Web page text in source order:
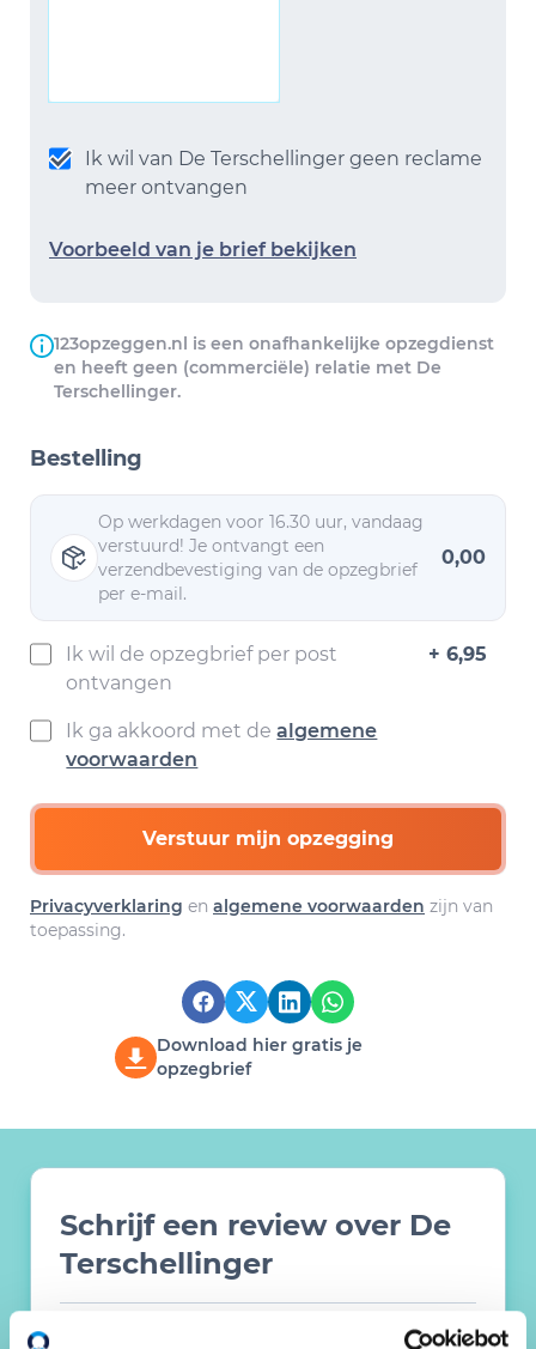
Ik wil van De Terschellinger geen reclame
meer ontvangen
Voorbeeld van je brief bekijken
123opzeggen.nl is een onafhankelijke opzegdienst
en heeft geen (commerciële) relatie met De
Terschellinger.
Bestelling
Op werkdagen voor 16.30 uur, vandaag
verstuurd! Je ontvangt een
verzendbevestiging van de opzegbrief
per e-mail.
0,00
Ik wil de opzegbrief per post
ontvangen
+ 6,95
Ik ga akkoord met dealgemene
voorwaarden
Verstuur mijn opzegging
Privacyverklaring en algemene voorwaarden zijn van
toepassing.
Download hier gratis je
opzegbrief
Schrijf een review over De
Terschellinger